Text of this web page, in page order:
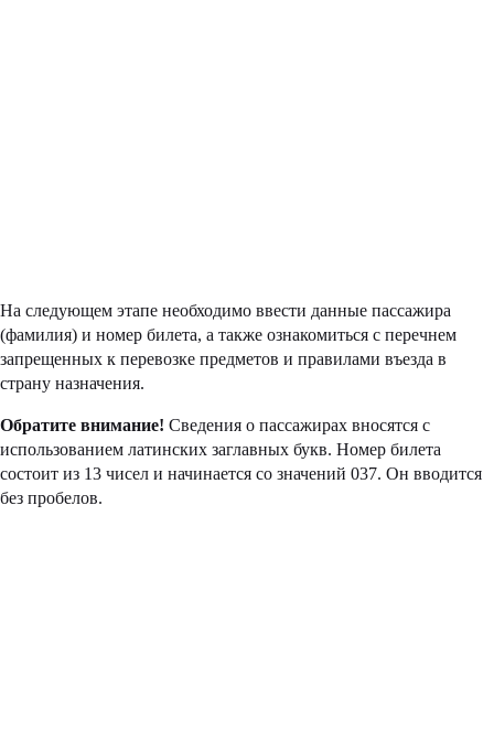
На следующем этапе необходимо ввести данные пассажира
(фамилия) и номер билета, а также ознакомиться с перечнем
запрещенных к перевозке предметов и правилами въезда в
страну назначения.
Обратите внимание! Сведения о пассажирах вносятся с
использованием латинских заглавных букв. Номер билета
состоит из 13 чисел и начинается со значений 037. Он вводится
без пробелов.